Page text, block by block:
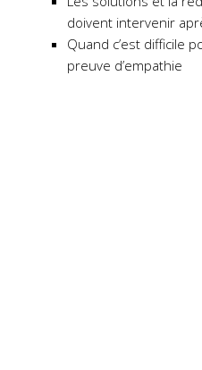
doivent intervenir
Quand c’est difficile
preuve d’empathie